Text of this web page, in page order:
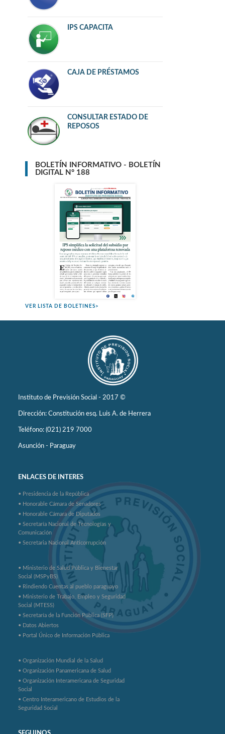
IPS CAPACITA
CAJA DE PRÉSTAMOS
CONSULTAR ESTADO DE
REPOSOS
BOLETÍN INFORMATIVO - BOLETÍN
DIGITAL N° 188
VER LISTA DE BOLETINES>
Instituto de Previsión Social - 2017 ©
Dirección: Constitución esq. Luis A. de Herrera
Teléfono: (021) 219 7000
Asunción - Paraguay
ENLACES DE INTERES
• Presidencia de la República
• Honorable Cámara de Senadores
• Honorable Cámara de Diputados
• Secretaría Nacional de Tecnologías y
Comunicación
• Secretaria Nacional Anticorrupción
• Ministerio de Salud Pública y Bienestar
Social (MSPyBS)
• Rindiendo Cuentas al pueblo paraguayo
• Ministerio de Trabajo, Empleo y Seguridad
Social (MTESS)
• Secretaría de la Función Pública (SFP)
• Datos Abiertos
• Portal Único de Información Pública
• Organización Mundial de la Salud
• Organización Panamericana de Salud
• Organización Interamericana de Seguridad
Social
• Centro Interamericano de Estudios de la
Seguridad Social